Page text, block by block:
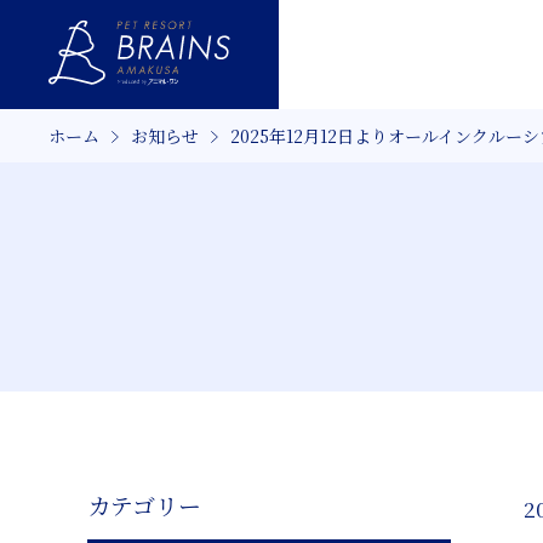
ホーム お知らせ 2025年12月12日よりオールインクルー
カテゴリー